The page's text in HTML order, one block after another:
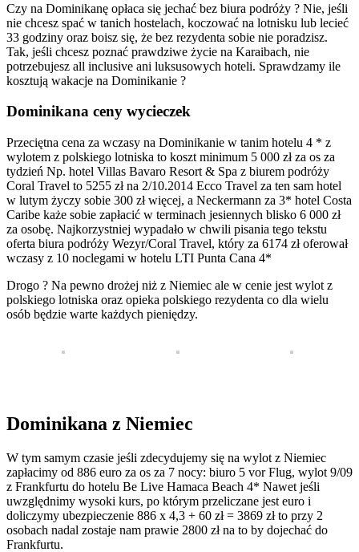
Czy na Dominikanę opłaca się jechać bez biura podróży ? Nie, jeśli
nie chcesz spać w tanich hostelach, koczować na lotnisku lub lecieć
33 godziny oraz boisz się, że bez rezydenta sobie nie poradzisz.
Tak, jeśli chcesz poznać prawdziwe życie na Karaibach, nie
potrzebujesz all inclusive ani luksusowych hoteli. Sprawdzamy ile
kosztują wakacje na Dominikanie ?
Dominikana ceny wycieczek
Przeciętna cena za wczasy na Dominikanie w tanim hotelu 4 * z
wylotem z polskiego lotniska to koszt minimum 5 000 zł za os za
tydzień Np. hotel Villas Bavaro Resort & Spa z biurem podróży
Coral Travel to 5255 zł na 2/10.2014 Ecco Travel za ten sam hotel
w lutym życzy sobie 300 zł więcej, a Neckermann za 3* hotel Costa
Caribe każe sobie zapłacić w terminach jesiennych blisko 6 000 zł
za osobę. Najkorzystniej wypadało w chwili pisania tego tekstu
oferta biura podróży Wezyr/Coral Travel, który za 6174 zł oferował
wczasy z 10 noclegami w hotelu LTI Punta Cana 4*
Drogo ? Na pewno drożej niż z Niemiec ale w cenie jest wylot z
polskiego lotniska oraz opieka polskiego rezydenta co dla wielu
osób będzie warte każdych pieniędzy.
Dominikana z Niemiec
W tym samym czasie jeśli zdecydujemy się na wylot z Niemiec
zapłacimy od 886 euro za os za 7 nocy: biuro 5 vor Flug, wylot 9/09
z Frankfurtu do hotelu Be Live Hamaca Beach 4* Nawet jeśli
uwzględnimy wysoki kurs, po którym przeliczane jest euro i
doliczymy ubezpieczenie 886 x 4,3 + 60 zł = 3869 zł to przy 2
osobach nadal zostaje nam prawie 2800 zł na to by dojechać do
Frankfurtu.